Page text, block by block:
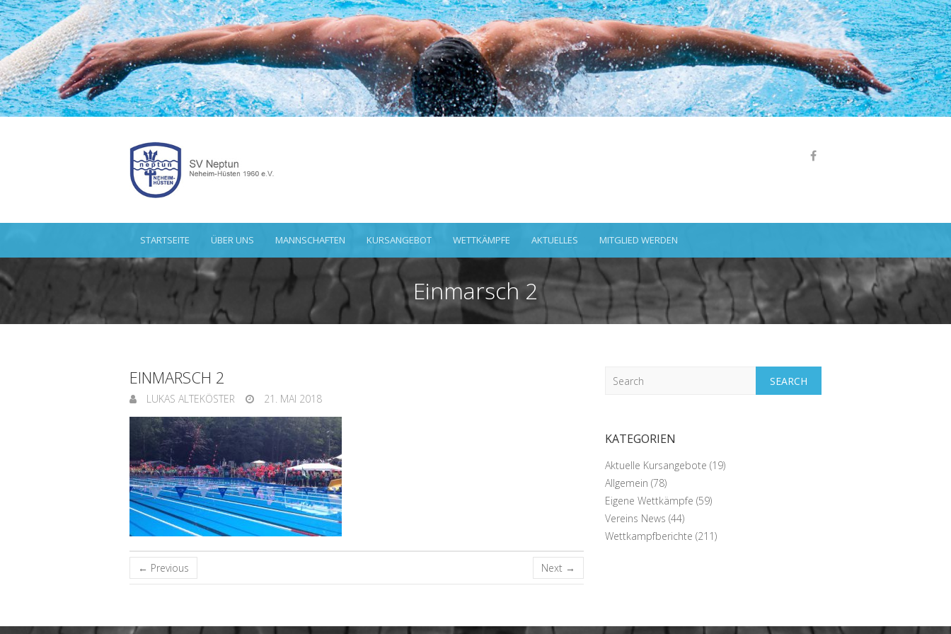
STARTSEITE ÜBER UNS MANNSCHAFTEN KURSANGEBOT WETTKÄMPFE AKTUELLES MITGLIED WERDEN
Einmarsch 2
EINMARSCH 2
LUKAS ALTEKÖSTER 21. MAI 2018
← Previous Next →
Search
KATEGORIEN
Aktuelle Kursangebote (19)
Allgemein (78)
Eigene Wettkämpfe (59)
Vereins News (44)
Wettkampfberichte (211)